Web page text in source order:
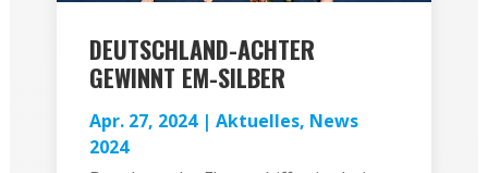
DEUTSCHLAND-ACHTER
GEWINNT EM-SILBER
Apr. 27, 2024| Aktuelles, News
2024